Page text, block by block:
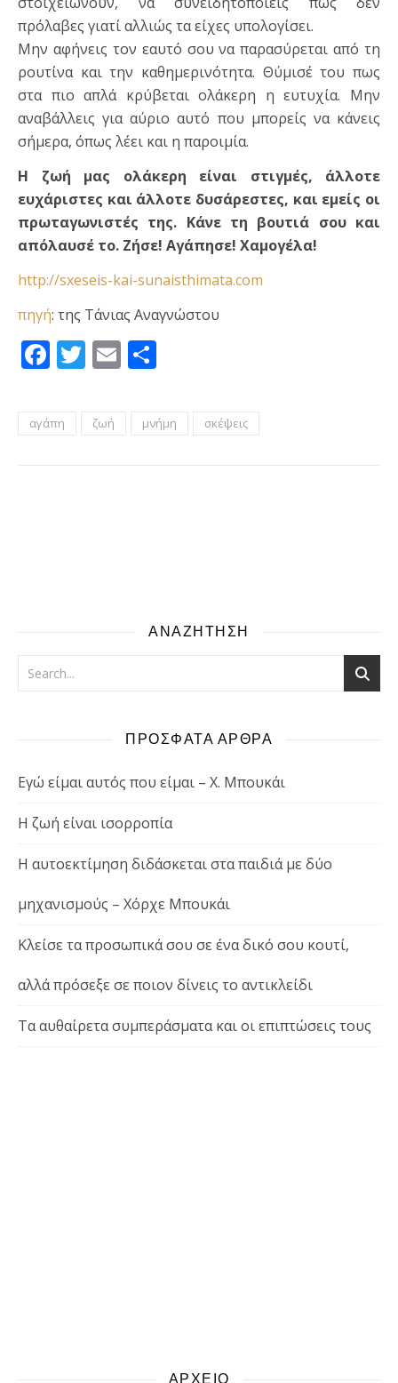
πρόλαβες γιατί αλλιώς τα είχες υπολογίσει.
Μην αφήνεις τον εαυτό σου να παρασύρεται από τη
ρουτίνα και την καθημερινότητα. Θύμισέ του πως
στα πιο απλά κρύβεται ολάκερη η ευτυχία. Μην
αναβάλλεις για αύριο αυτό που μπορείς να κάνεις
σήμερα, όπως λέει και η παροιμία.
Η ζωή μας ολάκερη είναι στιγμές, άλλοτε
ευχάριστες και άλλοτε δυσάρεστες, και εμείς οι
πρωταγωνιστές της. Κάνε τη βουτιά σου και
απόλαυσέ το. Ζήσε! Αγάπησε! Χαμογέλα!
http://sxeseis-kai-sunaisthimata.com
πηγή: της Τάνιας Αναγνώστου
Facebook
Twitter
Email
αγάπη ζωή μνήμη σκέψεις
ΑΝΑΖΗΤΗΣΗ
ΠΡΟΣΦΑΤΑ ΑΡΘΡΑ
Εγώ είμαι αυτός που είμαι – Χ. Μπουκάι
Η ζωή είναι ισορροπία
Η αυτοεκτίμηση διδάσκεται στα παιδιά με δύο
μηχανισμούς – Χόρχε Μπουκάι
Κλείσε τα προσωπικά σου σε ένα δικό σου κουτί,
αλλά πρόσεξε σε ποιον δίνεις το αντικλείδι
Τα αυθαίρετα συμπεράσματα και οι επιπτώσεις τους
ΑΡΧΕΙΟ